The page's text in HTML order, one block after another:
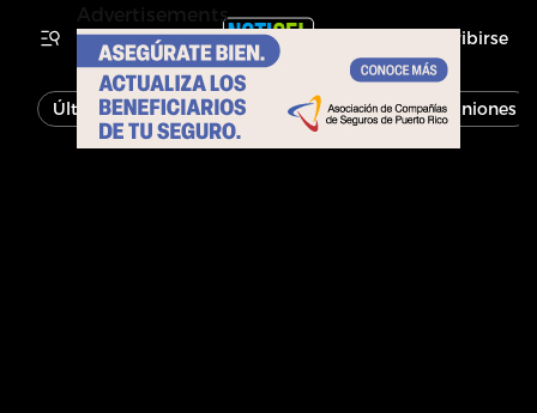
Inscribirse
Última Hora Noticias Economía Opiniones
Advertisements